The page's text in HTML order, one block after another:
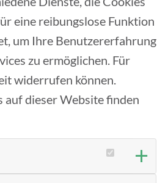
eine reibungslose Funktion
um Ihre Benutzererfahrung
zu ermöglichen. Für
widerrufen können.
dieser Website finden